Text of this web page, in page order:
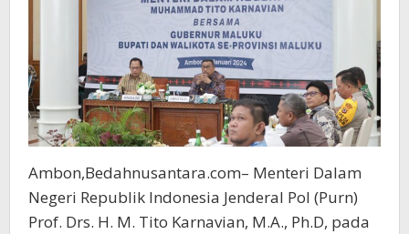
Ambon,Bedahnusantara.com– Menteri Dalam
Negeri Republik Indonesia Jenderal Pol (Purn)
Prof. Drs. H. M. Tito Karnavian, M.A., Ph.D, pada